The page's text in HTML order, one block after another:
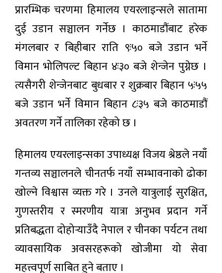
प्रारम्भिक चरणमा हिमालय एयरलाइन्सले सातामा
दुई उडान सञ्चालन गर्नेछ । काठमाडौंबाट हरेक
मंगलबार र बिहीबार राति ९ः५० बजे उडान भर्ने
विमान भोलिपल्ट बिहान ४ः३० बजे शेन्जेन पुग्नेछ ।
त्यसैगरी शेन्जेनबाट बुधबार र शुक्रबार बिहान ५ः५५
बजे उडान भर्ने विमान बिहान ८ः३५ बजे काठमाडौं
अवतरण गर्ने तालिका रहेको छ ।
हिमालय एयरलाइन्सका उपाध्यक्ष विजय श्रेष्ठले नयाँ
गन्तव्य सञ्चालनले चीनतर्फ नयाँ सम्भावनाको ढोका
खोल्ने विश्वास व्यक्त गरे । उनले यात्रुलाई सुरक्षित,
गुणस्तरीय र स्मरणीय यात्रा अनुभव प्रदान गर्ने
प्रतिबद्धता दोहोर्‍याउँदै नेपाल र चीनका पर्यटन तथा
व्यावसायिक अवसरहरूको खोजीमा यो सेवा
महत्त्वपूर्ण साबित हुने बताए ।